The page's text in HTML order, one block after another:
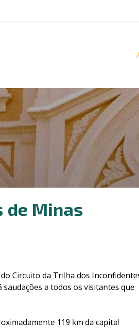
de Minas
Circuito da Trilha dos
saudações a todos os visitantes que
119 km da capital